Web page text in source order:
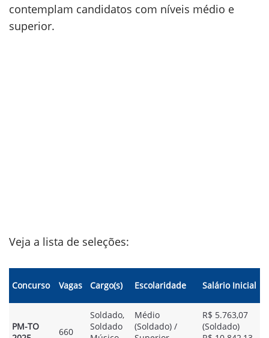
contemplam candidatos com níveis médio e
superior.
Veja a lista de seleções:
Concurso Vagas Cargo(s) Escolaridade Salário Inicial
PM-TO
660
Soldado,
Soldado
Médio
(Soldado) /
R$ 5.763,07
(Soldado)